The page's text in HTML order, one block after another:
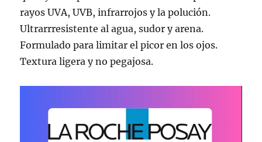
rayos UVA, UVB, infrarrojos y la polución.
Ultrarrresistente al agua, sudor y arena.
Formulado para limitar el picor en los ojos.
Textura ligera y no pegajosa.